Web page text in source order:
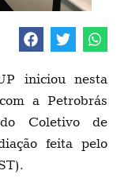
iniciou nesta
a Petrobrás
Coletivo de
feita pelo